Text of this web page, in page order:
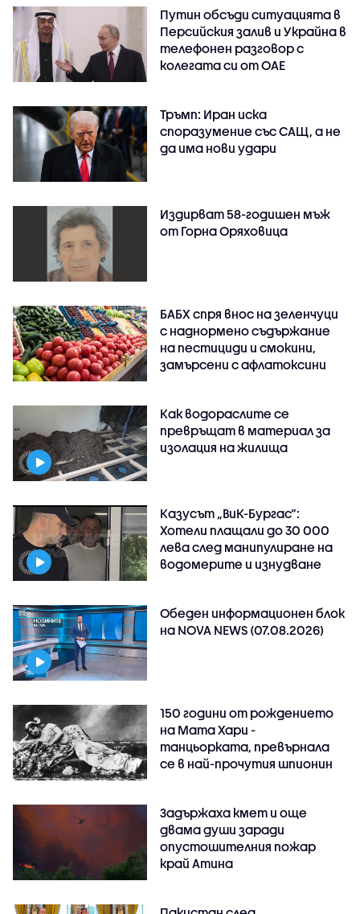
Путин обсъди ситуацията в
Персийския залив и Украйна в
телефонен разговор с
колегата си от ОАЕ
Тръмп: Иран иска
споразумение със САЩ, а не
да има нови удари
Издирват 58-годишен мъж
от Горна Оряховица
БАБХ спря внос на зеленчуци
с наднормено съдържание
на пестициди и смокини,
замърсени с афлатоксини
Как водораслите се
превръщат в материал за
изолация на жилища
Казусът „ВиК-Бургас“:
Хотели плащали до 30 000
лева след манипулиране на
водомерите и изнудване
Обеден информационен блок
на NOVA NEWS (07.08.2026)
150 години от рождението
на Мата Хари -
танцьорката, превърнала
се в най-прочутия шпионин
Задържаха кмет и още
двама души заради
опустошителния пожар
край Атина